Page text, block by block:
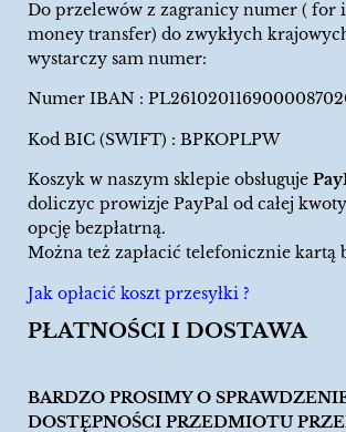
Do przelewów z zagranicy numer ( for
money transfer) do zwykłych
wystarczy sam numer:
Numer IBAN :
Kod BIC (SWIFT) : BPKOPLPW
Koszyk w naszym sklepie obsługuje
doliczyc prowizje PayPal od całej
opcję bezpłatrną.
Można też zapłacić telefonicznie kartą
Jak opłacić koszt przesyłki ?
PŁATNOŚCI I DOSTAWA
BARDZO PROSIMY O
DOSTĘPNOŚCI PRZEDMIOTU